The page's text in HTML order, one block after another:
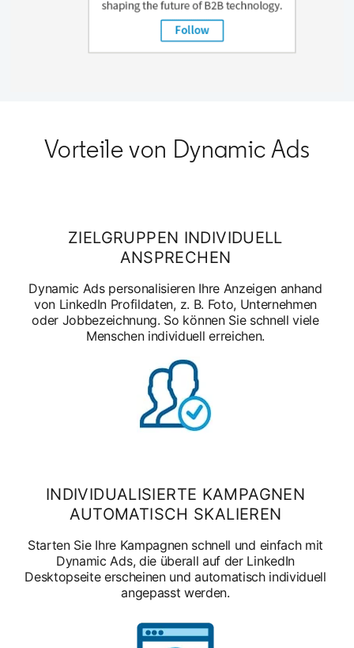
Vorteile von Dynamic Ads
ZIELGRUPPEN INDIVIDUELL
ANSPRECHEN
Dynamic Ads personalisieren Ihre Anzeigen anhand
von LinkedIn Profildaten, z. B. Foto, Unternehmen
oder Jobbezeichnung. So können Sie schnell viele
Menschen individuell erreichen.
INDIVIDUALISIERTE KAMPAGNEN
AUTOMATISCH SKALIEREN
Starten Sie Ihre Kampagnen schnell und einfach mit
Dynamic Ads, die überall auf der LinkedIn
Desktopseite erscheinen und automatisch individuell
angepasst werden.